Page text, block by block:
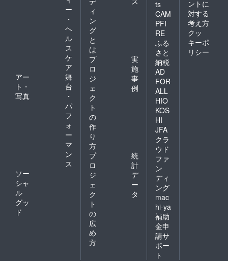
ー
・
ヘ
ル
ス
ケ
ア
アー
ト・
写真
舞
台
・
パ
フ
ォ
ー
マ
ン
ス
ソー
シャ
ル
グッ
ド
ィ
ン
グ
と
は
プ
ロ
ジ
ェ
ク
ト
の
作
り
方
実
施
事
例
プ
ロ
ジ
ェ
ク
ト
の
広
め
方
統
計
デ
ー
タ
ts
CAM
PFI
RE
ふる
さと
納税
AD
FOR
ALL
HIO
KOS
HI
JFA
クラ
ウド
ファ
ン
ディ
ング
mac
hi-ya
補助
金申
請サ
ポー
ト
ントに
対する
考え方
クッ
キーポ
リシー